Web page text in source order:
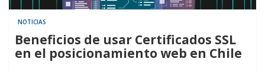
NOTICIAS
Beneficios de usar Certificados SSL
en el posicionamiento web en Chile